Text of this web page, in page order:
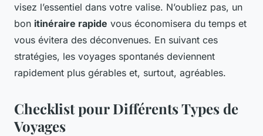
visez l’essentiel dans votre valise. N’oubliez pas, un
bon itinéraire rapide vous économisera du temps et
vous évitera des déconvenues. En suivant ces
stratégies, les voyages spontanés deviennent
rapidement plus gérables et, surtout, agréables.
Checklist pour Différents Types de
Voyages